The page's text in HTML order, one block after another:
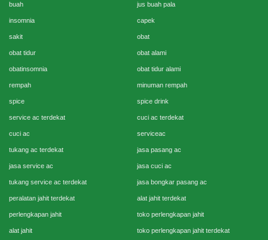
buah jus buah pala
insomnia capek
sakit obat
obat tidur obat alami
obatinsomnia obat tidur alami
rempah minuman rempah
spice spice drink
service ac terdekat cuci ac terdekat
cuci ac serviceac
tukang ac terdekat jasa pasang ac
jasa service ac jasa cuci ac
tukang service ac terdekat jasa bongkar pasang ac
peralatan jahit terdekat alat jahit terdekat
perlengkapan jahit toko perlengkapan jahit
alat jahit toko perlengkapan jahit terdekat